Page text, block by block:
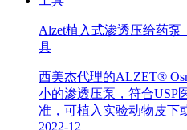
Alzet植入式渗透压给药
具
西美杰代理的ALZET®
小的渗透压泵，符合USP
准，可植入实验动物皮下
2022-12